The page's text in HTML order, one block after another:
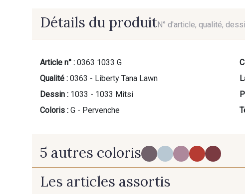
Détails du produitN° d'article, qualité,
Article n° : 0363 1033 G
Qualité : 0363 - Liberty Tana Lawn
Dessin : 1033 - 1033 Mitsi
Coloris : G - Pervenche
5 autres coloris
R - Prune C19 - Myosotis
Les articles assortis